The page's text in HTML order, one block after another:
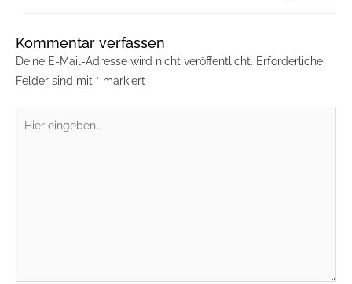
Kommentar verfassen
Deine E-Mail-Adresse wird nicht veröffentlicht. Erforderliche
Felder sind mit * markiert
eingeben…